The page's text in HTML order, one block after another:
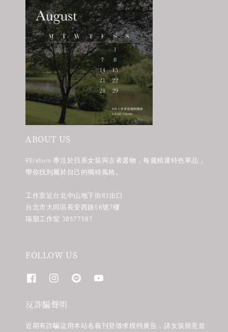
ABOUT US
REreburn 專注於日系女裝與古著選物，每週精選特色單品，
帶你找到屬於自己的獨特風格。
工作室近台北中山地下街R3出口
台北市大同區長安西路58號7樓
瑞朋工作室 38577587
FOLLOW US
反詐騙聲明
近期有詐騙盜用本站名義刊登徵求模特廣告，請女孩留意並